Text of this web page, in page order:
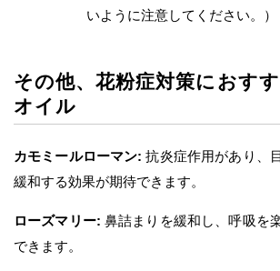
いように注意してください。）
その他、花粉症対策におす
オイル
カモミールローマン: 抗炎症作用があり、
緩和する効果が期待できます。
ローズマリー: 鼻詰まりを緩和し、呼吸を
できます。